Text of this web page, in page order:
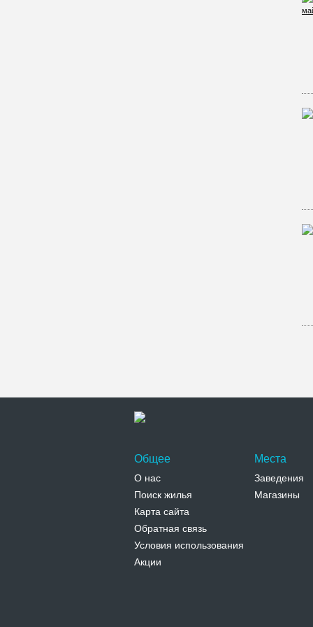
Общее
О нас
Поиск жилья
Карта сайта
Обратная связь
Условия использования
Акции
Места
Заведения
Магазины